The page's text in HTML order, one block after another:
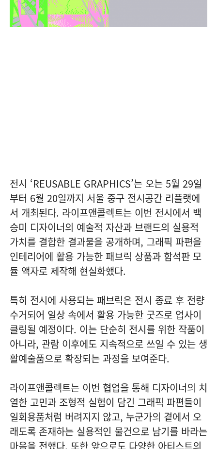
전시 ‘REUSABLE GRAPHICS’는 오는 5월 29일
부터 6월 20일까지 서울 중구 전시공간 리플랫에
서 개최된다. 라이프앤콜렉트는 이번 전시에서 백
승미 디자이너의 예술적 자산과 브랜드의 실용적
가치를 결합한 결과물을 공개하며, 그래픽 파편을
인테리어에 활용 가능한 패브릭 상품과 함석판 모
듈 액자로 제작해 현실화했다.
특히 전시에 사용되는 패브릭은 전시 종료 후 전량
수거되어 일상 속에서 활용 가능한 굿즈로 업사이
클링될 예정이다. 이는 단순히 전시를 위한 작품이
아니라, 관람 이후에도 지속적으로 쓰일 수 있는 생
활예술품으로 확장되는 과정을 보여준다.
라이프앤콜렉트는 이번 협업을 통해 디자이너의 치
열한 고민과 조형적 실험이 담긴 그래픽 파편들이
일회용품처럼 버려지지 않고, 누군가의 곁에서 오
래도록 존재하는 실용적인 물건으로 남기를 바라는
마음을 전했다. 또한 앞으로도 다양한 아티스트의